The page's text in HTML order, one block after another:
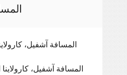
المسافة آشفيل،
المسافة آشفيل،